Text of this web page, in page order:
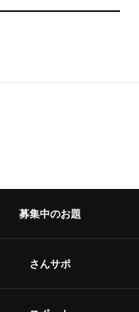
募集中のお題
さんサポ